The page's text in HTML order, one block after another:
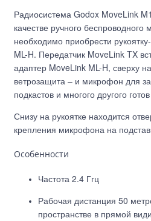
Радиосистема Godox MoveLink
качестве ручного
необходимо приобрести
ML-H. Передатчик MoveLink TX
адаптер MoveLink ML-H, сверху
ветрозащита – и микрофон для
подкастов и многого другого
Снизу на рукоятке находится
крепления микрофона на
Особенности
Частота 2.4 Ггц
Рабочая дистанция 50
пространстве в прямой